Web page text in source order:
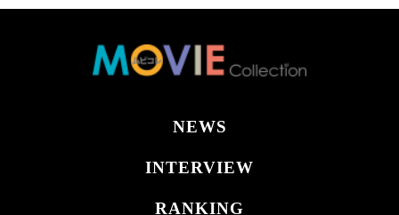
NEWS
INTERVIEW
RANKING